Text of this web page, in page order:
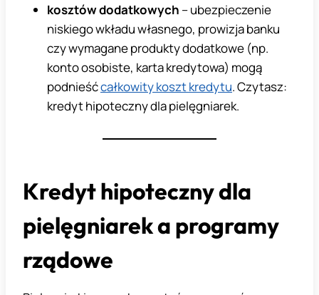
kosztów dodatkowych – ubezpieczenie
niskiego wkładu własnego, prowizja banku
czy wymagane produkty dodatkowe (np.
konto osobiste, karta kredytowa) mogą
podnieśćcałkowity koszt kredytu. Czytasz:
kredyt hipoteczny dla pielęgniarek.
Kredyt hipoteczny dla
pielęgniarek a programy
rządowe